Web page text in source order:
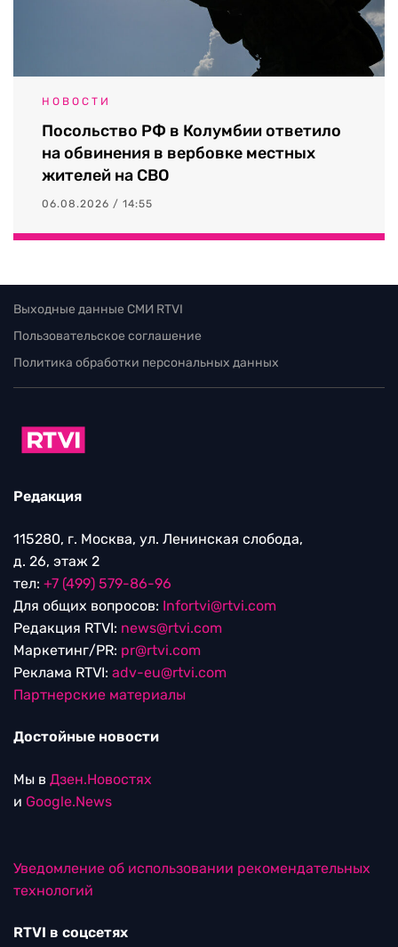
НОВОСТИ
Посольство РФ в Колумбии ответило
на обвинения в вербовке местных
жителей на СВО
06.08.2026 / 14:55
Выходные данные СМИ RTVI
Пользовательское соглашение
Политика обработки персональных данных
Редакция
115280, г. Москва, ул. Ленинская слобода,
д. 26, этаж 2
тел: +7 (499) 579-86-96
Для общих вопросов: Infortvi@rtvi.com
Редакция RTVI: news@rtvi.com
Маркетинг/PR: pr@rtvi.com
Реклама RTVI: adv-eu@rtvi.com
Партнерские материалы
Достойные новости
Мы в Дзен.Новостях
и Google.News
Уведомление об использовании рекомендательных
технологий
RTVI в соцсетях